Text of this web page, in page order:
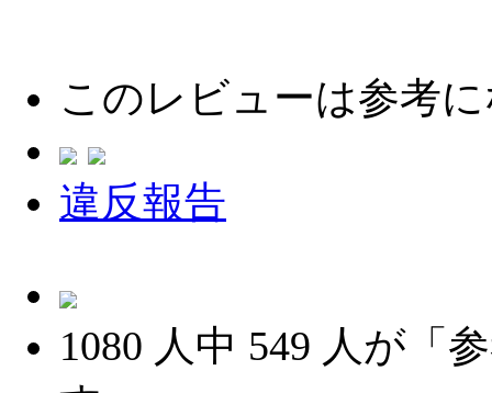
このレビューは参考
違反報告
1080 人中 549 人が「